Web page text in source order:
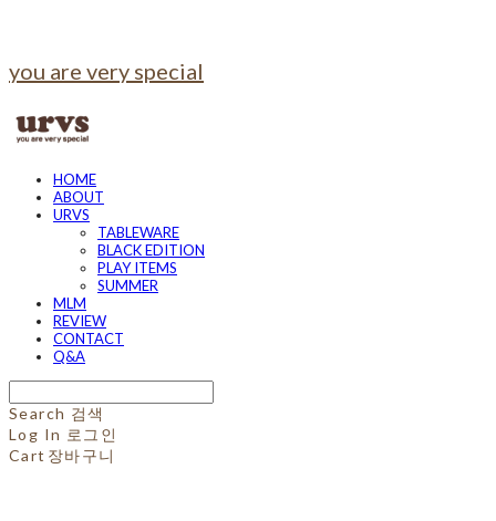
you are very special
HOME
ABOUT
URVS
TABLEWARE
BLACK EDITION
PLAY ITEMS
SUMMER
MLM
REVIEW
CONTACT
Q&A
Search 검색
Log In 로그인
Cart 장바구니